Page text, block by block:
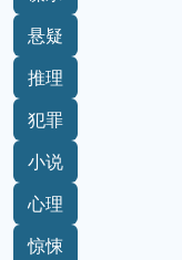
悬疑
推理
犯罪
小说
心理
惊悚